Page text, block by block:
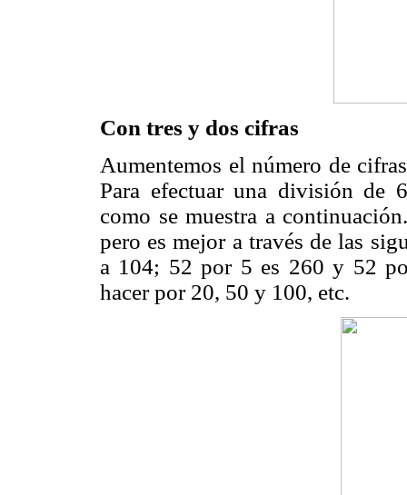
Con tres y dos cifras
Aumentemos el número de
Para efectuar una división de
como se muestra a
pero es mejor a través de las
a 104; 52 por 5 es 260 y 52
hacer por 20, 50 y 100, etc.